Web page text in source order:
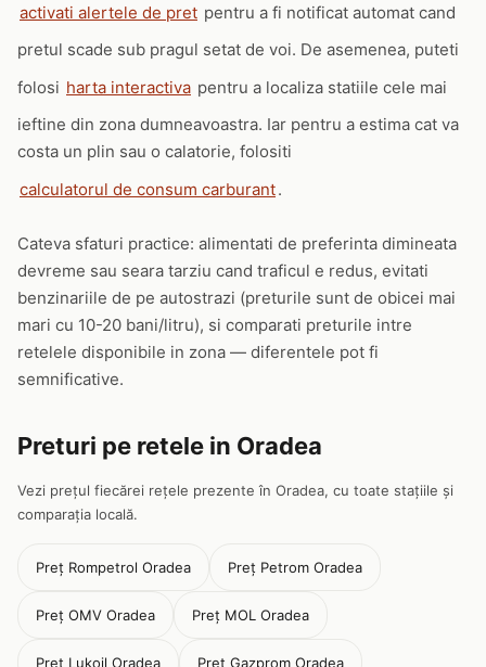
activati alertele de pret pentru a fi notificat automat cand
pretul scade sub pragul setat de voi. De asemenea, puteti
folosi harta interactiva pentru a localiza statiile cele mai
ieftine din zona dumneavoastra. Iar pentru a estima cat va
costa un plin sau o calatorie, folositi
calculatorul de consum carburant.
Cateva sfaturi practice: alimentati de preferinta dimineata
devreme sau seara tarziu cand traficul e redus, evitati
benzinariile de pe autostrazi (preturile sunt de obicei mai
mari cu 10-20 bani/litru), si comparati preturile intre
retelele disponibile in zona — diferentele pot fi
semnificative.
Preturi pe retele in Oradea
Vezi prețul fiecărei rețele prezente în Oradea, cu toate stațiile și
comparația locală.
Preț Rompetrol Oradea Preț Petrom Oradea
Preț OMV Oradea Preț MOL Oradea
Preț Lukoil Oradea Preț Gazprom Oradea